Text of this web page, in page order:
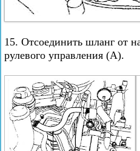
15. Отсоединить шланг от
рулевого управления (А).